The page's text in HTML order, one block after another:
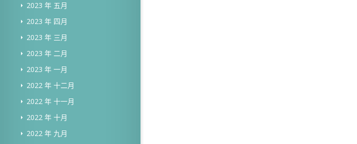
2023 年 五月
2023 年 四月
2023 年 三月
2023 年 二月
2023 年 一月
2022 年 十二月
2022 年 十一月
2022 年 十月
2022 年 九月